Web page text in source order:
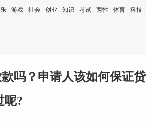
游戏 社会 创业 知识 考试 两性 体育 科技
吗？申请人该如何保证贷
呢?